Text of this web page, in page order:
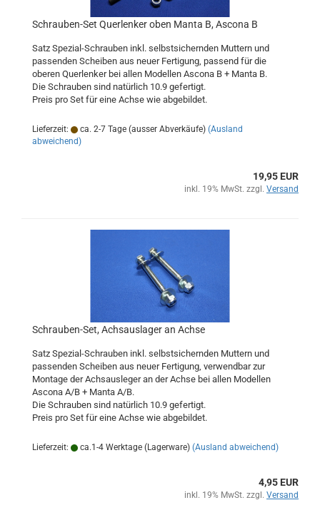
Schrauben-Set Querlenker oben Manta B, Ascona B
Satz Spezial-Schrauben inkl. selbstsichernden Muttern und
passenden Scheiben aus neuer Fertigung, passend für die
oberen Querlenker bei allen Modellen Ascona B + Manta B.
Die Schrauben sind natürlich 10.9 gefertigt.
Preis pro Set für eine Achse wie abgebildet.
Lieferzeit: ca. 2-7 Tage (ausser Abverkäufe) (Ausland
abweichend)
19,95 EUR
inkl. 19% MwSt. zzgl. Versand
Schrauben-Set, Achsauslager an Achse
Satz Spezial-Schrauben inkl. selbstsichernden Muttern und
passenden Scheiben aus neuer Fertigung, verwendbar zur
Montage der Achsausleger an der Achse bei allen Modellen
Ascona A/B + Manta A/B.
Die Schrauben sind natürlich 10.9 gefertigt.
Preis pro Set für eine Achse wie abgebildet.
Lieferzeit: ca.1-4 Werktage (Lagerware) (Ausland abweichend)
4,95 EUR
inkl. 19% MwSt. zzgl. Versand